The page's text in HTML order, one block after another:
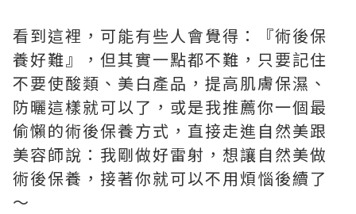
看到這裡，可能有些人會覺得：『術後保
養好難』，但其實一點都不難，只要記住
不要使酸類、美白產品，提高肌膚保濕、
防曬這樣就可以了，或是我推薦你一個最
偷懶的術後保養方式，直接走進自然美跟
美容師說：我剛做好雷射，想讓自然美做
術後保養，接著你就可以不用煩惱後續了
～